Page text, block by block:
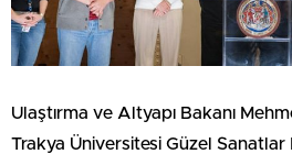
Ulaştırma ve Altyapı Bakanı
Trakya Üniversitesi Güzel